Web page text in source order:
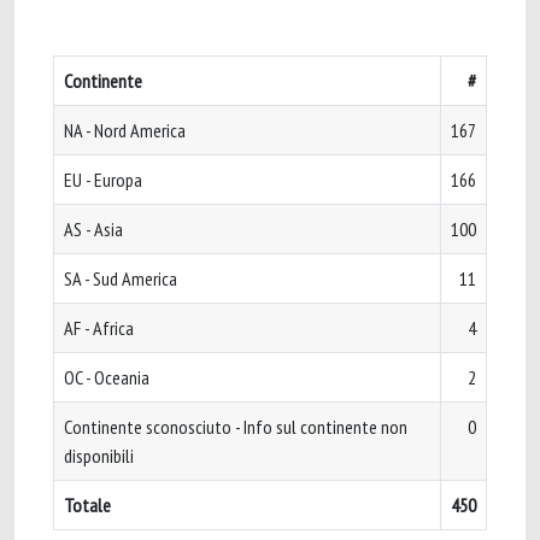
Continente #
NA - Nord America 167
EU - Europa 166
AS - Asia 100
SA - Sud America 11
AF - Africa 4
OC - Oceania 2
Continente sconosciuto - Info sul continente non
disponibili
0
Totale 450